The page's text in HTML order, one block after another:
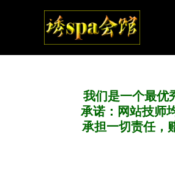
我们是一个最优
承诺：网站技师
承担一切责任，